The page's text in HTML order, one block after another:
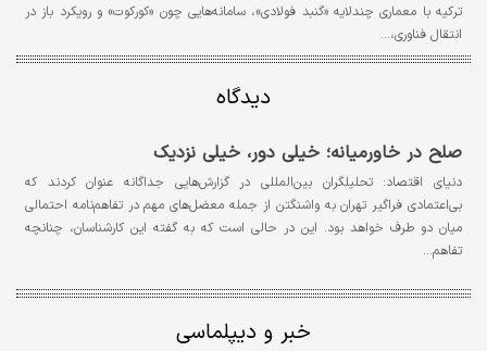
ترکیه با معماری چندلایه «گنبد فولادی»، سامانه‌هایی چون «کورکوت» و رویکرد باز در
انتقال فناوری،…
دیدگاه
صلح در خاورمیانه؛ خیلی دور، خیلی نزدیک
دنیای اقتصاد: تحلیلگران بین‌المللی در گزارش‌هایی جداگانه عنوان کردند که
بی‌اعتمادی فراگیر تهران به واشنگتن از جمله معضل‌های مهم در تفاهم‌نامه احتمالی
میان دو طرف خواهد بود. این در حالی است که به گفته این کارشناسان، چنانچه
تفاهم…
خبر و دیپلماسی